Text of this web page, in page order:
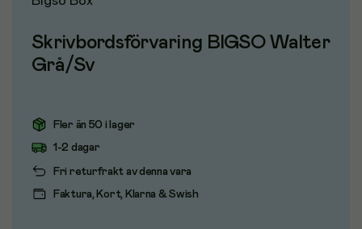
Skrivbordsförvaring BIGSO Walter
Grå/Sv
Fler än 50 i lager
Fri returfrakt av denna vara
1-2 dagar
Faktura, Kort, Klarna & Swish